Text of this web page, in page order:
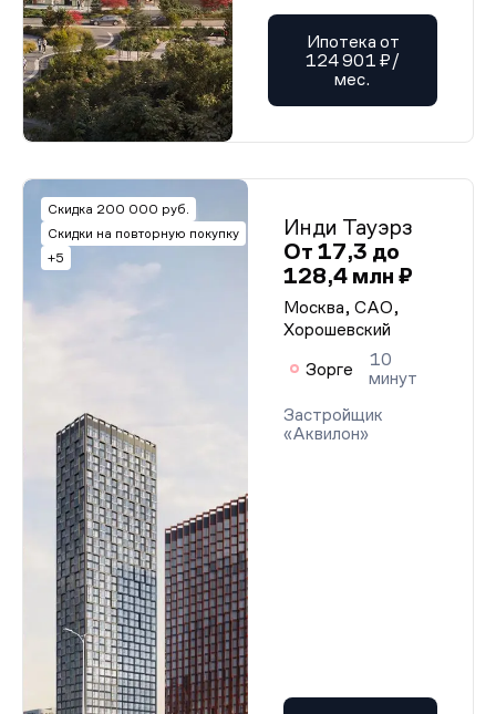
Ипотека от
124 901 ₽/
мес.
Скидка 200 000 руб.
Скидки на повторную покупку
+5
Инди Тауэрз
От 17,3 до
128,4 млн ₽
Москва, САО,
Хорошевский
Зорге
10
минут
Застройщик
«Аквилон»